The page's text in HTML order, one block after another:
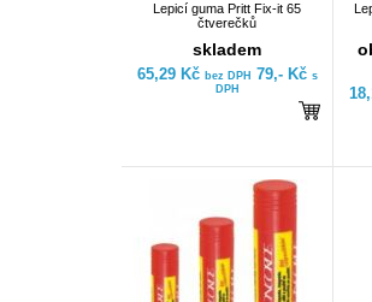
Lepicí guma Pritt Fix-it 65
čtverečků
skladem
65,29 Kč bez DPH 79,- Kč s
DPH